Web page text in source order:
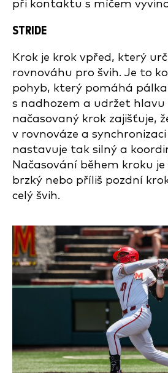
při kontaktu s míčem
STRIDE
Krok je krok vpřed, který
rovnováhu pro švih. Je to
pohyb, který pomáhá
s nadhozem a udržet hlavu
načasovaný krok zajišťuje,
v rovnováze a
nastavuje tak silný a
Načasování během kroku je
brzký nebo příliš pozdní
celý švih.